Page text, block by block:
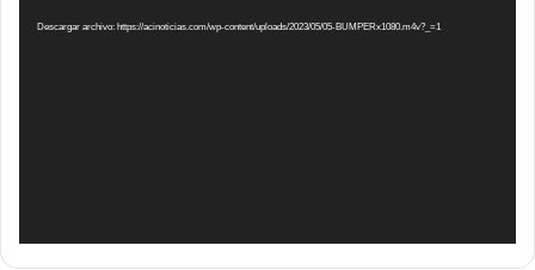
vídeo
Descargar archivo: https://acinoticias.com/wp-content/uploads/2023/05/05-BUMPERx1080.m4v?_=1